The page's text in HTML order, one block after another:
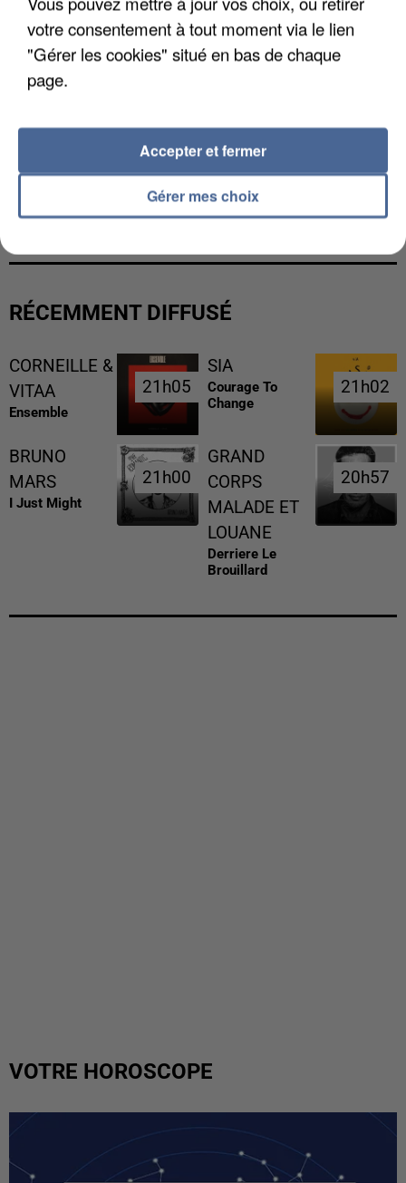
LES FRANÇAIS, FANS DE LA FLEMME
RÉCEMMENT DIFFUSÉ
CORNEILLE &
VITAA
Ensemble
21h05
21h05
SIA
Courage To
Change
21h02
21h02
BRUNO
MARS
I Just Might
21h00
21h00
GRAND
CORPS
MALADE ET
LOUANE
Derriere Le
Brouillard
20h57
20h57
VOTRE HOROSCOPE
votre consentement à tout moment via le lien
"Gérer les cookies" situé en bas de chaque
page.
Gérer mes choix
Accepter et fermer